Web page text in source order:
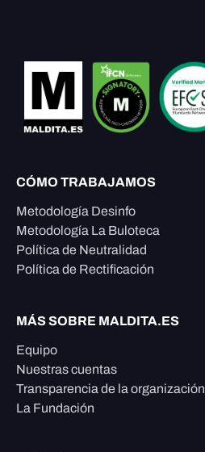
CÓMO TRABAJAMOS
Metodología Desinfo
Metodología La Buloteca
Política de Neutralidad
Política de Rectificación
MÁS SOBRE MALDITA.ES
Equipo
Nuestras cuentas
Transparencia de la organización
La Fundación